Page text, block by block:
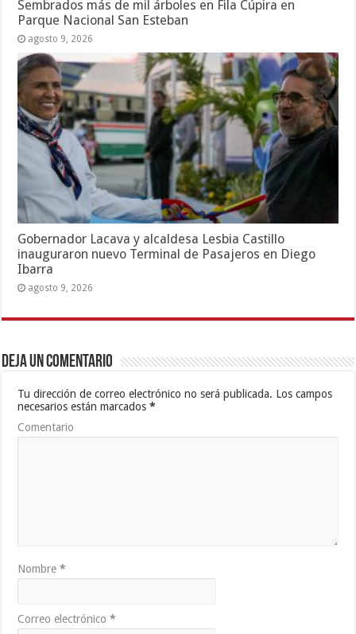
Sembrados más de mil árboles en Fila Cúpira en
Parque Nacional San Esteban
agosto 9, 2026
Gobernador Lacava y alcaldesa Lesbia Castillo
inauguraron nuevo Terminal de Pasajeros en Diego
Ibarra
agosto 9, 2026
Deja un comentario
Tu dirección de correo electrónico no será publicada. Los campos
necesarios están marcados*
Comentario
Nombre*
Correo electrónico*